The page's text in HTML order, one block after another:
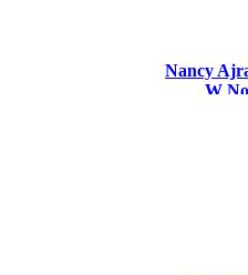
Nancy
W